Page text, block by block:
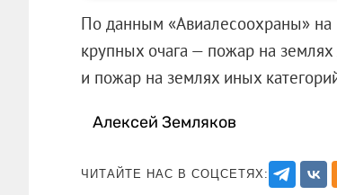
По данным «Авиалесоохраны» на
крупных очага — пожар на
и пожар на землях иных
Алексей Земляков
ЧИТАЙТЕ НАС В СОЦСЕТЯХ: